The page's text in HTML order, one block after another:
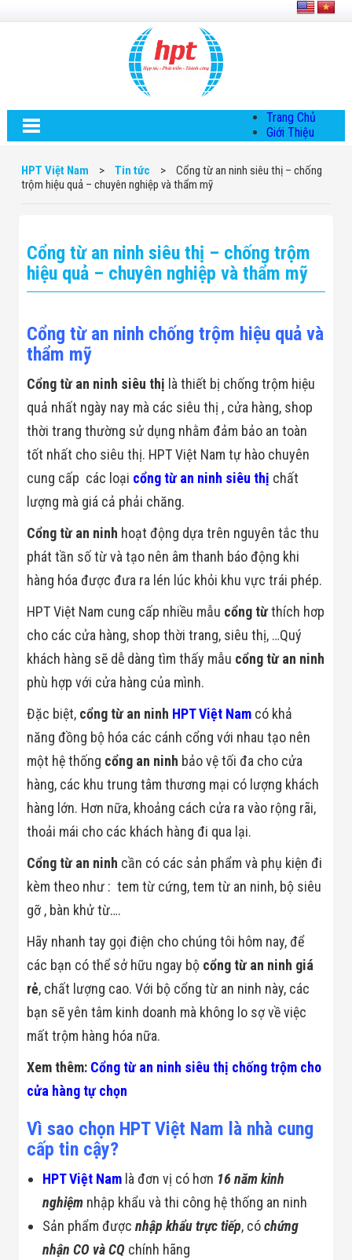
Trang Chủ
Giới Thiệu
Nam
Hội Đồng Quản
Mật Thông Tin
Chiến Lược
Phát Triển
Thông Tin
Giải Pháp
Giải Pháp Thiết
Lạnh
Giải Pháp Thiết
Bị Ngành Thực
Phẩm Đóng Gói
Giải Pháp Thiết
Bị Ngành May
Mặc - Giày Da
Giải Pháp Thiết
Giải Pháp Thiết
Bị Ngành Giáo
Dục
Giải Pháp Thiết
Lẻ - Retail
Chuyên Dụng
Ngành Công An
- Quân Đội
Minh
Sản Phẩm
THIẾT BỊ AN
NINH
Camera Thông
Minh
Cổng Từ Siêu
Thị
Máy Dò Tìm
Thuốc Nổ
Phòng Chống
Thân Nhiệt
THIẾT BỊ
CHUYÊN
DỤNG
Máy Dò Tạp
Chất
Màn Hình LED
Thiết Bị Chống
Thực Phẩm
Máy Dò Kim
Thiết Bị Công
Nghệ Cao
Ống Nhòm
Chuyên Dụng
Đo Lực - Sức
HPT Việt Nam > Tin tức >
Cổng từ an ninh siêu thị – chống
trộm hiệu quả – chuyên nghiệp và thẩm mỹ
Cổng từ an ninh siêu thị – chống trộm
hiệu quả – chuyên nghiệp và thẩm mỹ
Cổng từ an ninh chống trộm hiệu quả và
thẩm mỹ
Cổng từ an ninh siêu thị là thiết bị chống trộm hiệu
quả nhất ngày nay mà các siêu thị , cửa hàng, shop
thời trang thường sử dụng nhằm đảm bảo an toàn
tốt nhất cho siêu thị. HPT Việt Nam tự hào chuyên
cung cấp các loại cổng từ an ninh siêu thị chất
lượng mà giá cả phải chăng.
Cổng từ an ninh hoạt động dựa trên nguyên tắc thu
phát tần số từ và tạo nên âm thanh báo động khi
hàng hóa được đưa ra lén lúc khỏi khu vực trái phép.
HPT Việt Nam cung cấp nhiều mẫu cổng từthích hơp
cho các cửa hàng, shop thời trang, siêu thị, …Quý
khách hàng sẽ dễ dàng tìm thấy mẫu cổng từ an ninh
phù hợp với cửa hàng của mình.
Đặc biệt, cổng từ an ninh HPT Việt Nam có khả
năng đồng bộ hóa các cánh cổng với nhau tạo nên
một hệ thống cổng an ninh bảo vệ tối đa cho cửa
hàng, các khu trung tâm thương mại có lượng khách
hàng lớn. Hơn nữa, khoảng cách cửa ra vào rộng rãi,
thoải mái cho các khách hàng đi qua lại.
Cổng từ an ninh cần có các sản phẩm và phụ kiện đi
kèm theo như : tem từ cứng, tem từ an ninh, bộ siêu
gỡ , bàn khử từ….
Hãy nhanh tay gọi điện cho chúng tôi hôm nay, để
các bạn có thể sở hữu ngay bộ cổng từ an ninh giá
rẻ, chất lượng cao. Với bộ cổng từ an ninh này, các
bạn sẽ yên tâm kinh doanh mà không lo sợ về việc
mất trộm hàng hóa nữa.
Xem thêm: Cổng từ an ninh siêu thị chống trộm cho
cửa hàng tự chọn
Vì sao chọn HPT Việt Nam là nhà cung
cấp tin cậy?
HPT Việt Nam là đơn vị có hơn 16 năm kinh
nghiệm nhập khẩu và thi công hệ thống an ninh
Sản phẩm đượcnhập khẩu trực tiếp, cóchứng
nhận CO và CQ chính hãng